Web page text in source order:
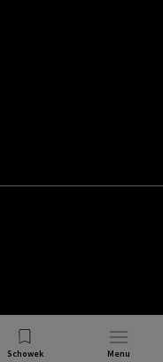
Schowek Menu